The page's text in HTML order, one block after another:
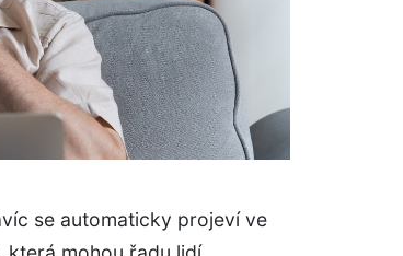
se automaticky projeví ve